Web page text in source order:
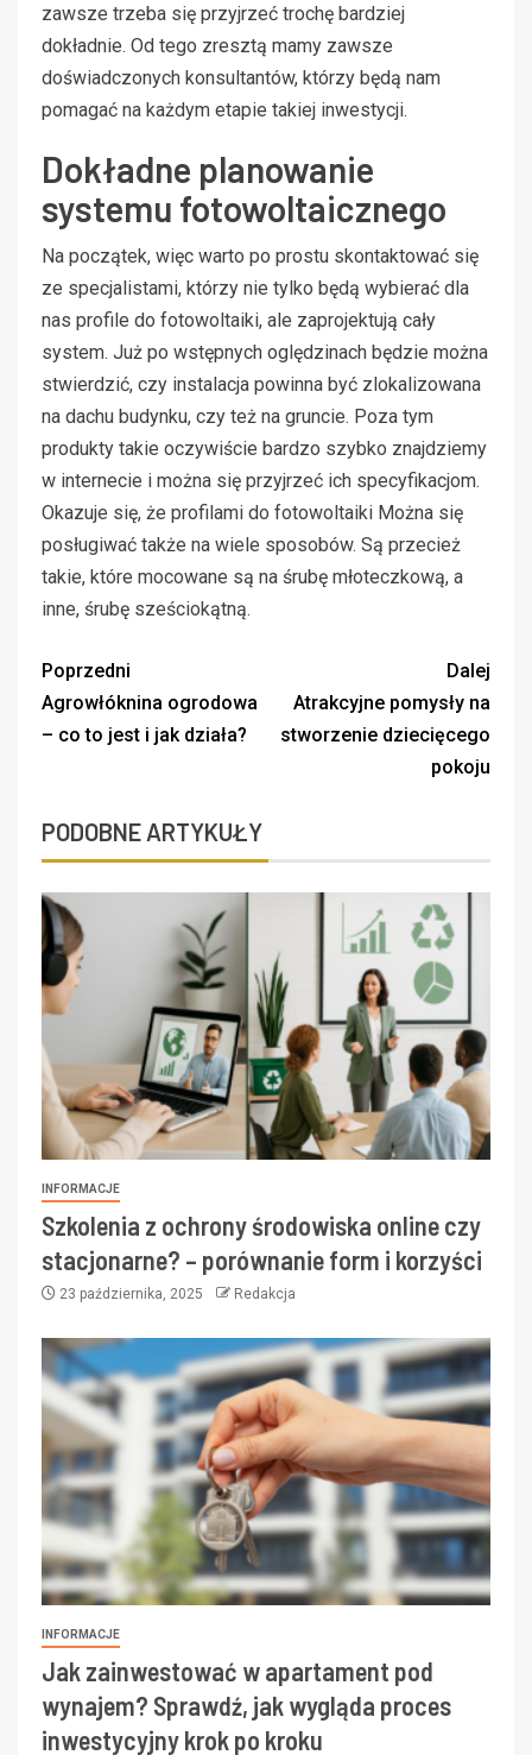
zawsze trzeba się przyjrzeć trochę bardziej
dokładnie. Od tego zresztą mamy zawsze
doświadczonych konsultantów, którzy będą nam
pomagać na każdym etapie takiej inwestycji.
Dokładne planowanie
systemu fotowoltaicznego
Na początek, więc warto po prostu skontaktować się
ze specjalistami, którzy nie tylko będą wybierać dla
nas profile do fotowoltaiki, ale zaprojektują cały
system. Już po wstępnych oględzinach będzie można
stwierdzić, czy instalacja powinna być zlokalizowana
na dachu budynku, czy też na gruncie. Poza tym
produkty takie oczywiście bardzo szybko znajdziemy
w internecie i można się przyjrzeć ich specyfikacjom.
Okazuje się, że profilami do fotowoltaiki Można się
posługiwać także na wiele sposobów. Są przecież
takie, które mocowane są na śrubę młoteczkową, a
inne, śrubę sześciokątną.
Poprzedni
Agrowłóknina ogrodowa
– co to jest i jak działa?
Dalej
Atrakcyjne pomysły na
stworzenie dziecięcego
pokoju
PODOBNE ARTYKUŁY
INFORMACJE
Szkolenia z ochrony środowiska online czy
stacjonarne? – porównanie form i korzyści
23 października, 2025 Redakcja
INFORMACJE
Jak zainwestować w apartament pod
wynajem? Sprawdź, jak wygląda proces
inwestycyjny krok po kroku